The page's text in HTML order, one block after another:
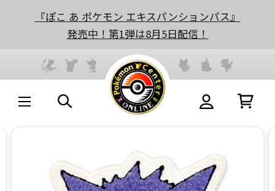
『ぽこ あ ポケモン エキスパンションパス』
発売中！第1弾は8月5日配信！